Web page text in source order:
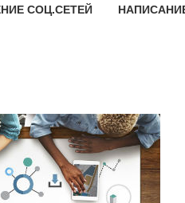
СОЦ.СЕТЕЙ